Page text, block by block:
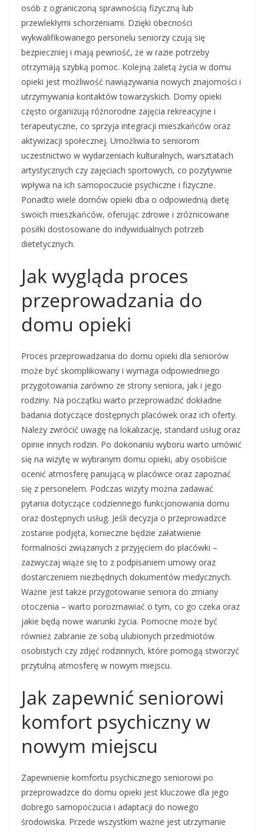
osób z ograniczoną sprawnością fizyczną lub
przewlekłymi schorzeniami. Dzięki obecności
wykwalifikowanego personelu seniorzy czują się
bezpieczniej i mają pewność, że w razie potrzeby
otrzymają szybką pomoc. Kolejną zaletą życia w domu
opieki jest możliwość nawiązywania nowych znajomości i
utrzymywania kontaktów towarzyskich. Domy opieki
często organizują różnorodne zajęcia rekreacyjne i
terapeutyczne, co sprzyja integracji mieszkańców oraz
aktywizacji społecznej. Umożliwia to seniorom
uczestnictwo w wydarzeniach kulturalnych, warsztatach
artystycznych czy zajęciach sportowych, co pozytywnie
wpływa na ich samopoczucie psychiczne i fizyczne.
Ponadto wiele domów opieki dba o odpowiednią dietę
swoich mieszkańców, oferując zdrowe i zróżnicowane
posiłki dostosowane do indywidualnych potrzeb
dietetycznych.
Jak wygląda proces
przeprowadzania do
domu opieki
Proces przeprowadzania do domu opieki dla seniorów
może być skomplikowany i wymaga odpowiedniego
przygotowania zarówno ze strony seniora, jak i jego
rodziny. Na początku warto przeprowadzić dokładne
badania dotyczące dostępnych placówek oraz ich oferty.
Należy zwrócić uwagę na lokalizację, standard usług oraz
opinie innych rodzin. Po dokonaniu wyboru warto umówić
się na wizytę w wybranym domu opieki, aby osobiście
ocenić atmosferę panującą w placówce oraz zapoznać
się z personelem. Podczas wizyty można zadawać
pytania dotyczące codziennego funkcjonowania domu
oraz dostępnych usług. Jeśli decyzja o przeprowadzce
zostanie podjęta, konieczne będzie załatwienie
formalności związanych z przyjęciem do placówki –
zazwyczaj wiąże się to z podpisaniem umowy oraz
dostarczeniem niezbędnych dokumentów medycznych.
Ważne jest także przygotowanie seniora do zmiany
otoczenia – warto porozmawiać o tym, co go czeka oraz
jakie będą nowe warunki życia. Pomocne może być
również zabranie ze sobą ulubionych przedmiotów
osobistych czy zdjęć rodzinnych, które pomogą stworzyć
przytulną atmosferę w nowym miejscu.
Jak zapewnić seniorowi
komfort psychiczny w
nowym miejscu
Zapewnienie komfortu psychicznego seniorowi po
przeprowadzce do domu opieki jest kluczowe dla jego
dobrego samopoczucia i adaptacji do nowego
środowiska. Przede wszystkim ważne jest utrzymanie